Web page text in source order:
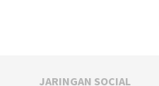
JARINGAN SOCIAL